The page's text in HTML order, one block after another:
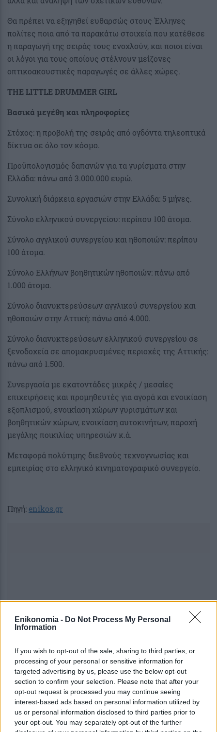
Enikonomia - Do Not Process My Personal
Information
If you wish to opt-out of the sale, sharing to third parties, or
processing of your personal or sensitive information for
targeted advertising by us, please use the below opt-out
section to confirm your selection. Please note that after your
opt-out request is processed you may continue seeing
interest-based ads based on personal information utilized by
us or personal information disclosed to third parties prior to
your opt-out. You may separately opt-out of the further
Θα πρέπει να εξηγηθεί ευθαρσώς στους Έλληνες
πολίτες ποια από τα παρακάτω στοιχεία που κατέθεσε
η παραγωγή της σειράς τους ενοχλούν, και ποιοι είναι
οι λόγοι για τους οποίους στέλνουν μείζονες
οπτικοακουστικές παραγωγές σε άλλες χώρες.
THE LITTLE DRUMMER GIRL
Βασικά μεγέθη και πληροφορίες
Στόχος: η προβολή της σειράς από ογδόντα τηλεοπτικά
δίκτυα σε όλο τον κόσμο.
Προϋπολογισμός δαπανών για τα γυρίσματα στην
Ελλάδα: πάνω από 3.000.000 ευρώ.
Συνολική διάρκεια εργασιών στην Ελλάδα: 5 μήνες.
Σύνολο ελληνικού συνεργείου: περίπου 100 άτομα.
Σύνολο αγγλικού συνεργείου και ηθοποιών: περίπου
100 άτομα.
Σύνολο Ελλήνων βοηθητικών ηθοποιών: πάνω από
1.000 άτομα.
Σύνολο διανυκτερεύσεων αγγλικού συνεργείου και
ηθοποιών στην Αττική: πάνω από 4.000.
Σύνολο διανυκτερεύσεων ελληνικού συνεργείου σε
ξενοδοχεία σε απομακρυσμένες περιοχές της Αττικής:
πάνω από 1.500.
Συνεργασία με εκατοντάδες μικρές / μεσαίες
επιχειρήσεις και προμηθευτές για αγορά και ενοικίαση
εξοπλισμού, ενοικίαση χώρων γυρισμάτων και
βοηθητικών χώρων, ενοικίαση αυτοκινήτων, παροχή
μεγάλης ποικιλίας υπηρεσιών κ.ά.
Μεταφορά πολύτιμης διεθνούς τεχνογνωσίας και
εμπειρίας στο ελληνικό κινηματογραφικό συνεργείο.
Πηγή: enikos.gr
BBC # ΚΑΣ #ΚΡΕΤΣΟΣ
share